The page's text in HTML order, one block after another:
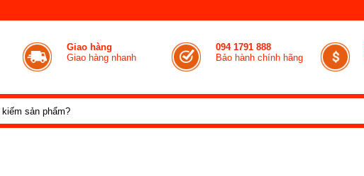
Giao hàng
Giao hàng nhanh
094 1791 888
Bảo hành chính hãng